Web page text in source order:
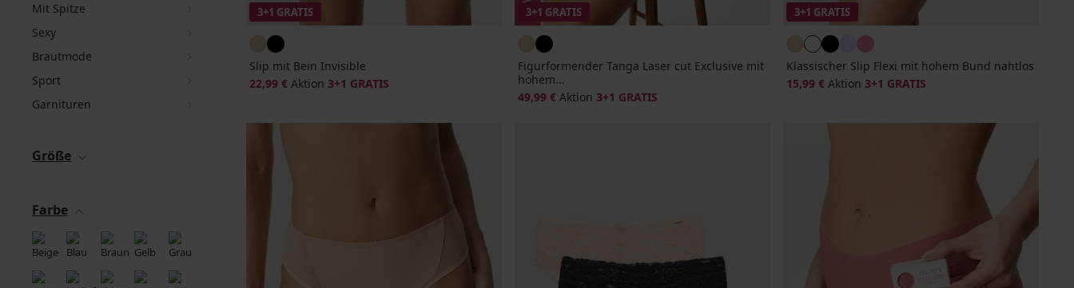
Mit Spitze
Sexy
Brautmode
Sport
Garnituren
Größe
Farbe
3+1 GRATIS
Slip mit Bein Invisible
22,99 € Aktion 3+1 GRATIS
3+1 GRATIS
Figurformender Tanga Laser cut Exclusive mit
hohem...
49,99 € Aktion 3+1 GRATIS
3+1 GRATIS
Klassischer Slip Flexi mit hohem Bund nahtlos
15,99 € Aktion 3+1 GRATIS